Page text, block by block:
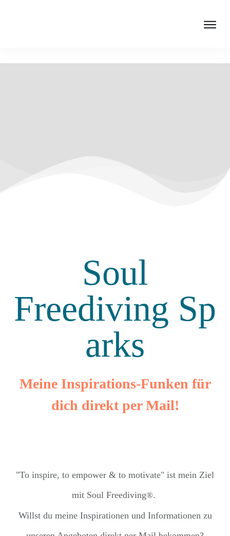
Sparks
Soul
Freediving Sp
arks
Meine Inspirations-Funken für
dich direkt per Mail!
"To inspire, to empower & to motivate" ist mein Ziel
mit Soul Freediving®.
Willst du meine Inspirationen und Informationen zu